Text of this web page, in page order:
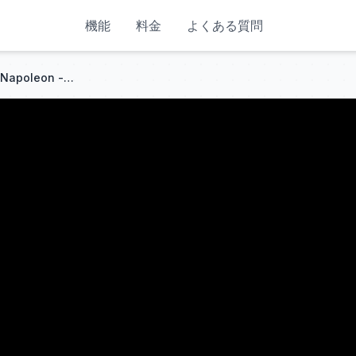
機能 料金 よくある質問
There's nothing we can do - Napoleon - Amour Plastique - Videoclub (slightly slowed)